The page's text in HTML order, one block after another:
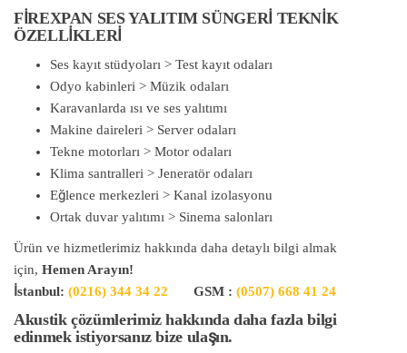
FİREXPAN SES YALITIM SÜNGERİ TEKNİK
ÖZELLİKLERİ
Ses kayıt stüdyoları > Test kayıt odaları
Odyo kabinleri > Müzik odaları
Karavanlarda ısı ve ses yalıtımı
Makine daireleri > Server odaları
Tekne motorları > Motor odaları
Klima santralleri > Jeneratör odaları
Eğlence merkezleri > Kanal izolasyonu
Ortak duvar yalıtımı > Sinema salonları
Ürün ve hizmetlerimiz hakkında daha detaylı bilgi almak
için, Hemen Arayın!
İstanbul: (0216) 344 34 22 GSM : (0507) 668 41 24
Akustik çözümlerimiz hakkında daha fazla bilgi
edinmek istiyorsanız bize ulaşın.